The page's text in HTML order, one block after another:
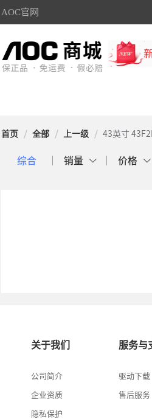
AOC官网
首页 / 全部 / 上一级 / 43英寸 43F2L
综合 销量 价格
关于我们
公司简介
企业资质
隐私保护
服务与
驱动下载
售后服务